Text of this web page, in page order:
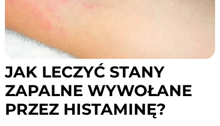
JAK LECZYĆ STANY
ZAPALNE WYWOŁANE
PRZEZ HISTAMINĘ?